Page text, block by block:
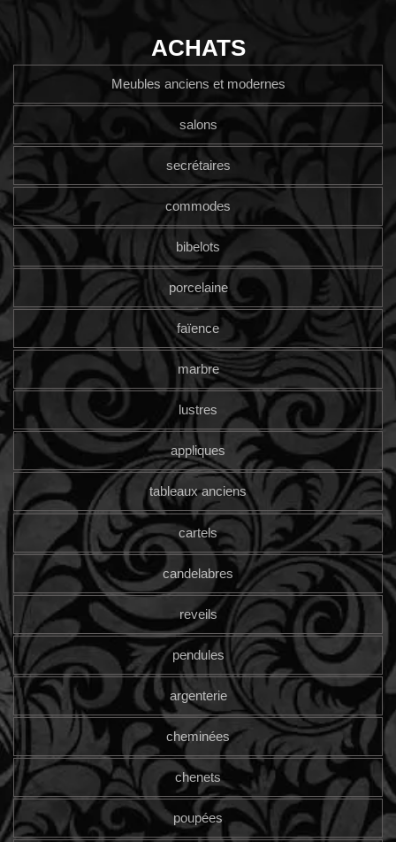
ACHATS
Meubles anciens et modernes
salons
secrétaires
commodes
bibelots
porcelaine
faïence
marbre
lustres
appliques
tableaux anciens
cartels
candelabres
reveils
pendules
argenterie
cheminées
chenets
poupées